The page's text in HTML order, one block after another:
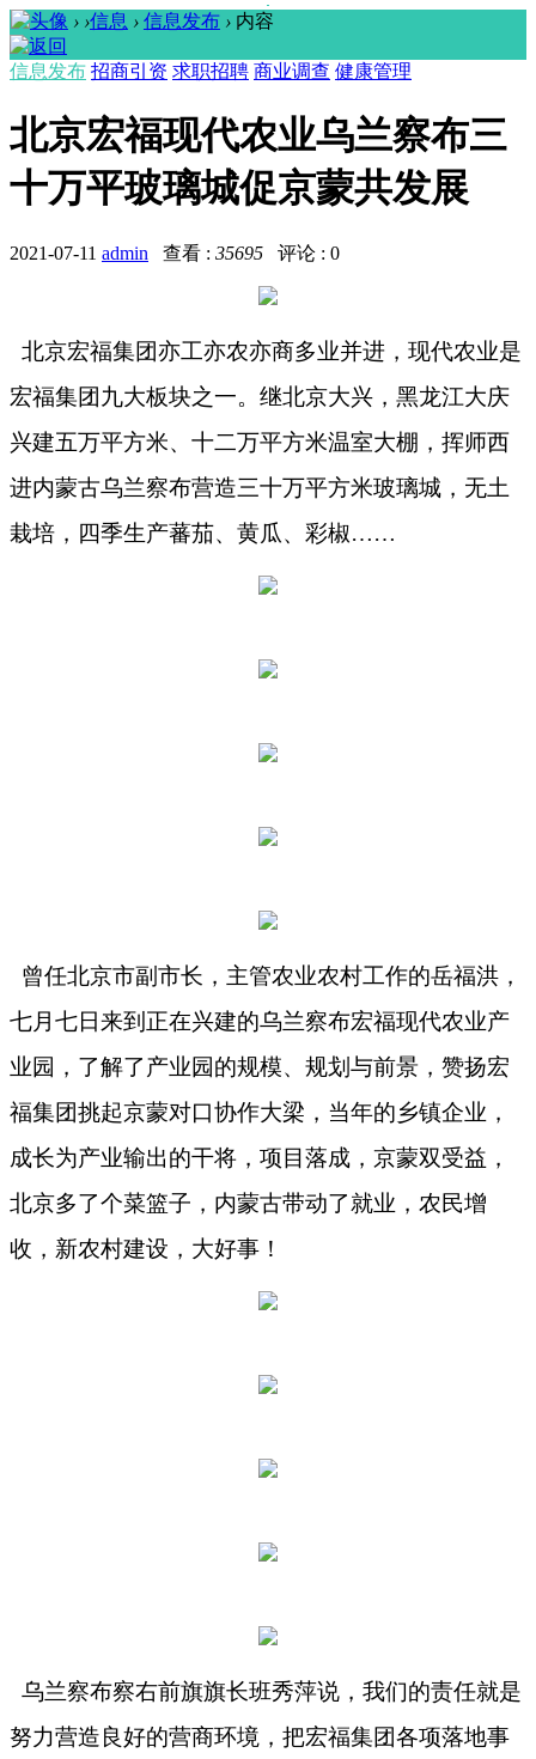
› ›信息 › 信息发布 › 内容
信息发布 招商引资 求职招聘 商业调查 健康管理
北京宏福现代农业乌兰察布三
十万平玻璃城促京蒙共发展
2021-07-11 admin 查看 : 35695 评论 : 0
北京宏福集团亦工亦农亦商多业并进，现代农业是
宏福集团九大板块之一。继北京大兴，黑龙江大庆
兴建五万平方米、十二万平方米温室大棚，挥师西
进内蒙古乌兰察布营造三十万平方米玻璃城，无土
栽培，四季生产蕃茄、黄瓜、彩椒……
曾任北京市副市长，主管农业农村工作的岳福洪，
七月七日来到正在兴建的乌兰察布宏福现代农业产
业园，了解了产业园的规模、规划与前景，赞扬宏
福集团挑起京蒙对口协作大梁，当年的乡镇企业，
成长为产业输出的干将，项目落成，京蒙双受益，
北京多了个菜篮子，内蒙古带动了就业，农民增
收，新农村建设，大好事！
乌兰察布察右前旗旗长班秀萍说，我们的责任就是
努力营造良好的营商环境，把宏福集团各项落地事